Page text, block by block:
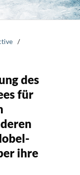
/
des
für
ihre